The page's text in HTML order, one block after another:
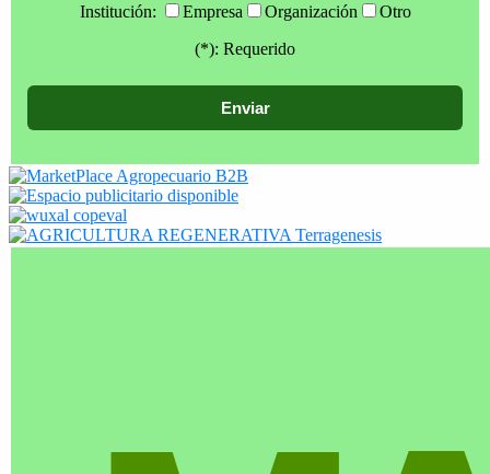
Institución: Empresa Organización
Otro
(*): Requerido